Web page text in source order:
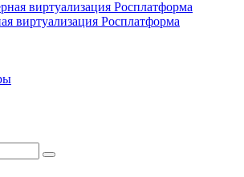
виртуализация Росплатформа